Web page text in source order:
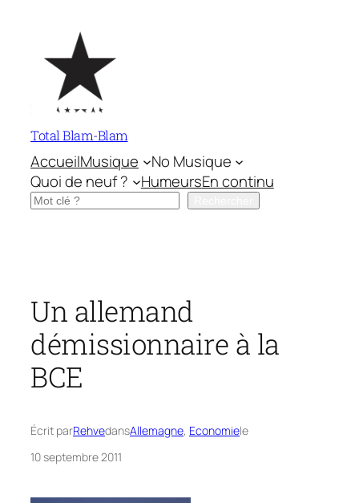
contenu
Total Blam-Blam
AccueilMusique
No Musique
Quoi de neuf ?
HumeursEn continu
Rechercher
Un allemand
démissionnaire à la
BCE
Écrit parRehvedansAllemagne, Economiele
10 septembre 2011